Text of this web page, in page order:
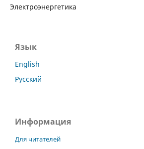
Электроэнергетика
Язык
English
Русский
Информация
Для читателей